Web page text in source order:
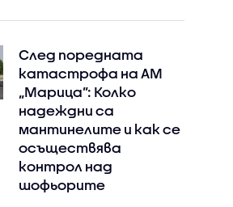
След поредната
катастрофа на АМ
„Марица”: Колко
надеждни са
мантинелите и как се
осъществява
контрол над
шофьорите